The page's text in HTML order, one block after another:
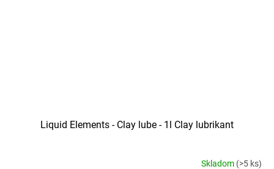
Liquid Elements - Clay lube - 1l Clay lubrikant
Skladom (>5 ks)